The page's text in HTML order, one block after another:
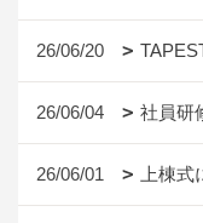
26/06/20
26/06/04 社員研
26/06/01 上棟